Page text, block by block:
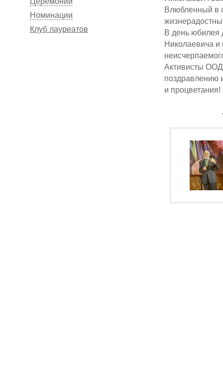
Номинации
Клуб лауреатов
Влюбленный в
В день юбилея
Николаевича и
Активисты
поздравлению
и процветания!